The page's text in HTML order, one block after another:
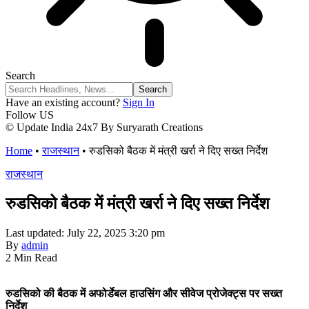
Search
Have an existing account? Sign In
Follow US
© Update India 24x7 By Suryarath Creations
Home •राजस्थान•रुडसिको बैठक में मंत्री खर्रा ने दिए सख्त निर्देश
राजस्थान
रुडसिको बैठक में मंत्री खर्रा ने दिए सख्त निर्देश
Last updated: July 22, 2025 3:20 pm
By admin
2 Min Read
रुडसिको की बैठक में अफोर्डेबल हाउसिंग और सीवेज प्रोजेक्ट्स पर सख्त
निर्देश